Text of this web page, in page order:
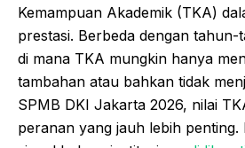
Kemampuan Akademik (TKA)
prestasi. Berbeda dengan
di mana TKA mungkin hanya
tambahan atau bahkan tidak
SPMB DKI Jakarta 2026, nilai
peranan yang jauh lebih penting.